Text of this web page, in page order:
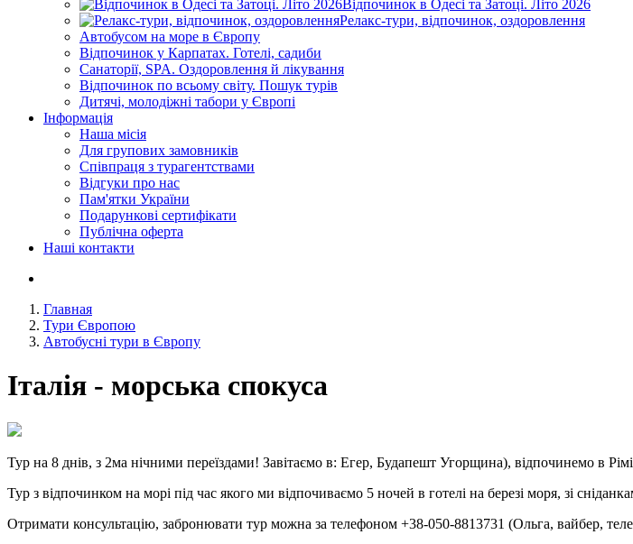
Відпочинок в Одесі та Затоці. Літо 2026
Релакс-тури, відпочинок, оздоровлення
Автобусом на море в Європу
Відпочинок у Карпатах. Готелі, садиби
Санаторії, SPA. Оздоровлення й лікування
Відпочинок по всьому світу. Пошук турів
Дитячі, молодіжні табори у Європі
Інформація
Наша місія
Для групових замовників
Співпраця з турагентствами
Відгуки про нас
Пам'ятки України
Подарункові сертифікати
Публічна оферта
Наші контакти
Главная
Тури Європою
Автобусні тури в Європу
Італія - морська спокуса
Тур на 8 днів, з 2ма нічними переїздами! Завітаємо в: Егер, Будапешт Угорщина), відпочинемо в
Тур з відпочинком на морі під час якого ми відпочиваємо 5 ночей в готелі на березі моря, зі
Отримати консультацію, забронювати тур можна за телефоном +38-050-8813731 (Ольга, вайбер,